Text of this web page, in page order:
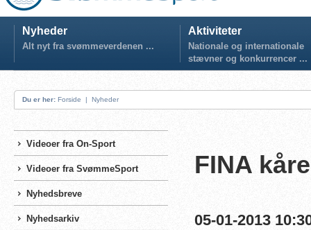
Nyheder
Alt nyt fra svømmeverdenen ...
Aktiviteter
Nationale og internationale
stævner og konkurrencer ...
Du er her: Forside | Nyheder
Videoer fra On-Sport
Videoer fra SvømmeSport
Nyhedsbreve
Nyhedsarkiv
FINA
05-01-2013